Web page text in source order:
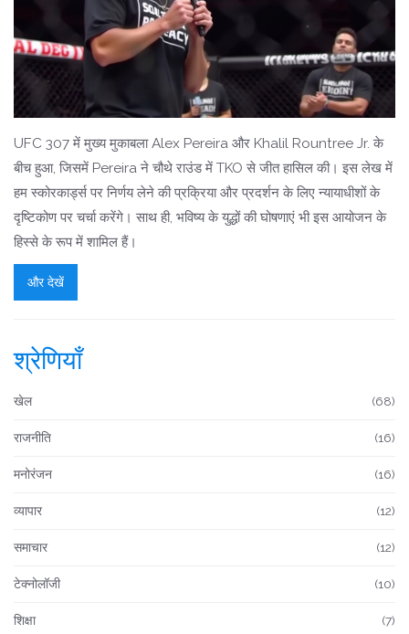
UFC 307 में मुख्य मुकाबला Alex Pereira और Khalil Rountree Jr. के
बीच हुआ, जिसमें Pereira ने चौथे राउंड में TKO से जीत हासिल की। इस लेख में
हम स्कोरकार्ड्स पर निर्णय लेने की प्रक्रिया और प्रदर्शन के लिए न्यायाधीशों के
दृष्टिकोण पर चर्चा करेंगे। साथ ही, भविष्य के युद्धों की घोषणाएं भी इस आयोजन के
हिस्से के रूप में शामिल हैं।
और देखें
श्रेणियाँ
खेल (68)
राजनीति (16)
मनोरंजन (16)
व्यापार (12)
समाचार (12)
टेक्नोलॉजी (10)
शिक्षा (7)